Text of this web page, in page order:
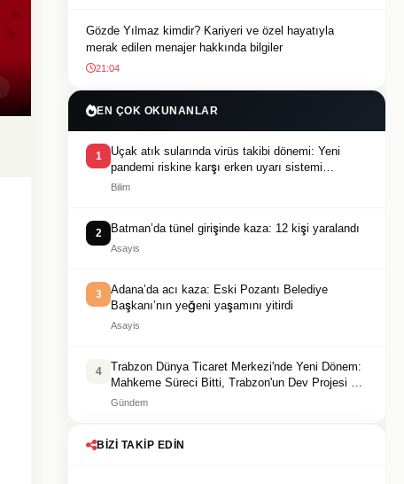
Gözde Yılmaz kimdir? Kariyeri ve özel hayatıyla
merak edilen menajer hakkında bilgiler
21:04
EN ÇOK OKUNANLAR
1
Uçak atık sularında virüs takibi dönemi: Yeni
pandemi riskine karşı erken uyarı sistemi
geliştiriliyor
Bilim
2 Batman’da tünel girişinde kaza: 12 kişi yaralandı
Asayis
3
Adana’da acı kaza: Eski Pozantı Belediye
Başkanı’nın yeğeni yaşamını yitirdi
Asayis
4
Trabzon Dünya Ticaret Merkezi'nde Yeni Dönem:
Mahkeme Süreci Bitti, Trabzon'un Dev Projesi Ne
Zaman Tamamlanacak?
Gündem
BIZI TAKIP EDIN